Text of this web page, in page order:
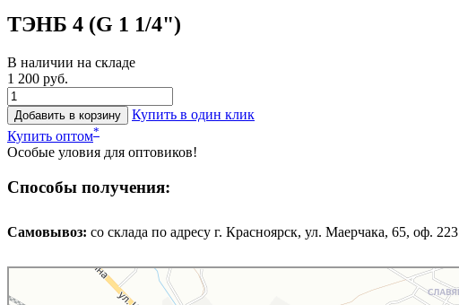
ТЭНБ 4 (G 1 1/4")
В наличии на складе
1 200 руб.
Добавить в корзину
Купить в один клик
Купить оптом*
Особые уловия для оптовиков!
Способы получения:
Самовывоз: cо склада по адресу г. Красноярск, ул. Маерчака, 65, оф. 223 ​